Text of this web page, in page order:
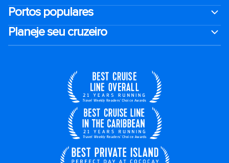
Portos populares
Planeje seu cruzeiro